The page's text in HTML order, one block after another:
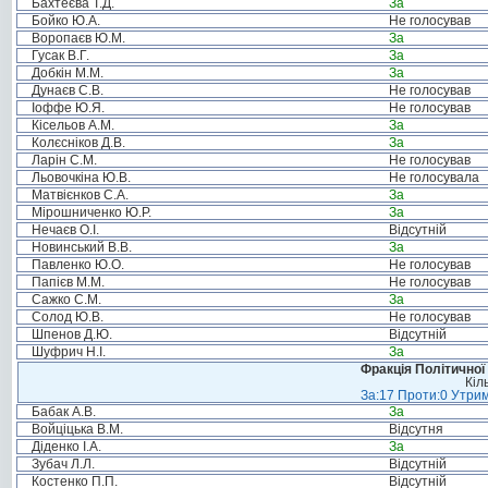
Бахтеєва Т.Д.
За
Бойко Ю.А.
Не голосував
Воропаєв Ю.М.
За
Гусак В.Г.
За
Добкін М.М.
За
Дунаєв С.В.
Не голосував
Іоффе Ю.Я.
Не голосував
Кісельов А.М.
За
Колєсніков Д.В.
За
Ларін С.М.
Не голосував
Льовочкіна Ю.В.
Не голосувала
Матвієнков С.А.
За
Мірошниченко Ю.Р.
За
Нечаєв О.І.
Відсутній
Новинський В.В.
За
Павленко Ю.О.
Не голосував
Папієв М.М.
Не голосував
Сажко С.М.
За
Солод Ю.В.
Не голосував
Шпенов Д.Ю.
Відсутній
Шуфрич Н.І.
За
Фракція
За:17 Проти:0
Бабак А.В.
За
Войціцька В.М.
Відсутня
Діденко І.А.
За
Зубач Л.Л.
Відсутній
Костенко П.П.
Відсутній